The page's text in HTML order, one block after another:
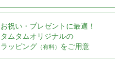
お祝い・プレゼントに最適！
タムタムオリジナルの
ラッピング （有料） をご用意